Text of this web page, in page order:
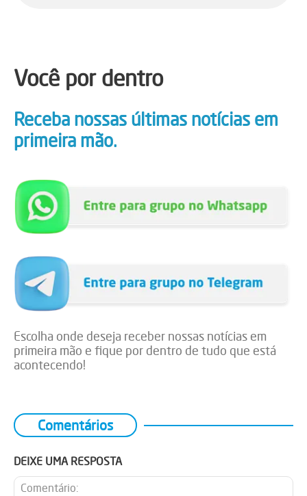
Você por dentro
Receba nossas últimas notícias em
primeira mão.
Escolha onde deseja receber nossas notícias em
primeira mão e fique por dentro de tudo que está
acontecendo!
Comentários
DEIXE UMA RESPOSTA